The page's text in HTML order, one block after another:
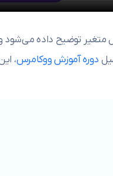
متغیر توضیح داده
دورهآموزش ووکامرس،